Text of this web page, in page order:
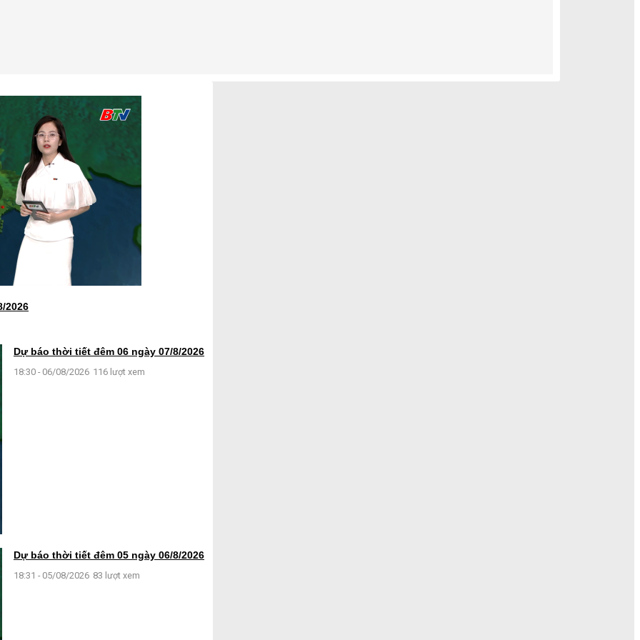
2026
Dự báo thời tiết đêm 06 ngày 07/8/2026
18:30 - 06/08/2026 116 lượt xem
Dự báo thời tiết đêm 05 ngày 06/8/2026
18:31 - 05/08/2026 83 lượt xem